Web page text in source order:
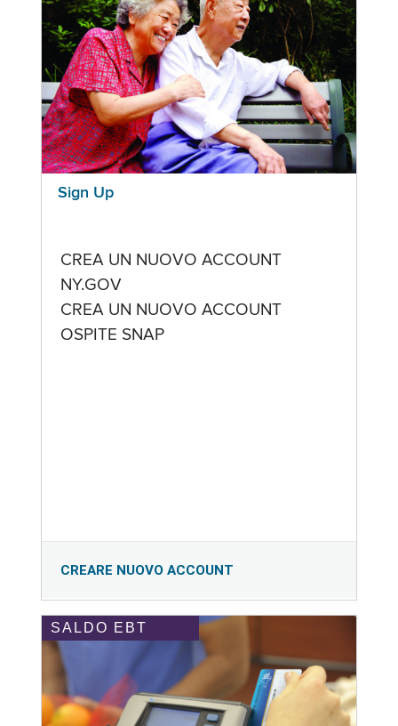
Sign Up
CREA UN NUOVO ACCOUNT
NY.GOV
CREA UN NUOVO ACCOUNT
OSPITE SNAP
CREARE NUOVO ACCOUNT
SALDO EBT